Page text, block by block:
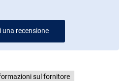
una recensione
sul fornitore